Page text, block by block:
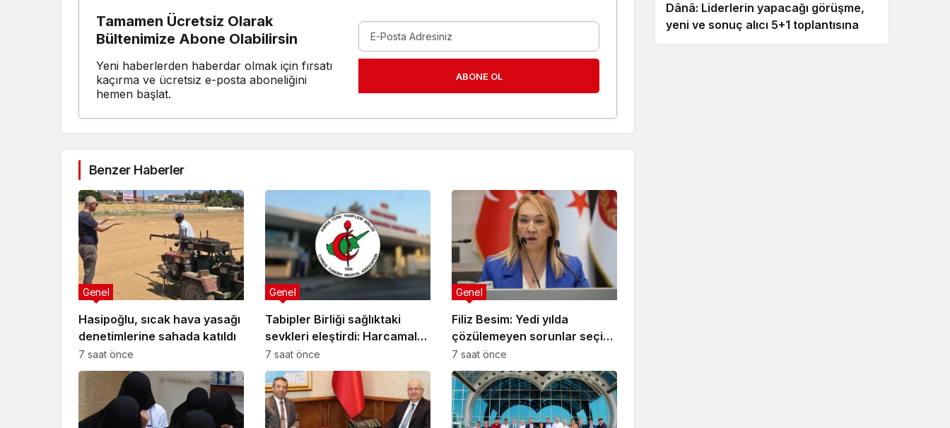
Tamamen Ücretsiz Olarak
Bültenimize Abone Olabilirsin
Yeni haberlerden haberdar olmak için fırsatı
kaçırma ve ücretsiz e-posta aboneliğini
hemen başlat.
ABONE OL
Benzer Haberler
Hasipoğlu, sıcak hava yasağı
denetimlerine sahada katıldı
Genel
7 saat önce
Tabipler Birliği sağlıktaki
sevkleri eleştirdi: Harcamalar
kamuoyuyla paylaşılmalı!
Genel
7 saat önce
Filiz Besim: Yedi yılda
çözülemeyen sorunlar seçim
öncesinde verilen vaatlerle
çözülemez
Genel
7 saat önce
Dânâ: Liderlerin yapacağı görüşme,
yeni ve sonuç alıcı 5+1 toplantısına